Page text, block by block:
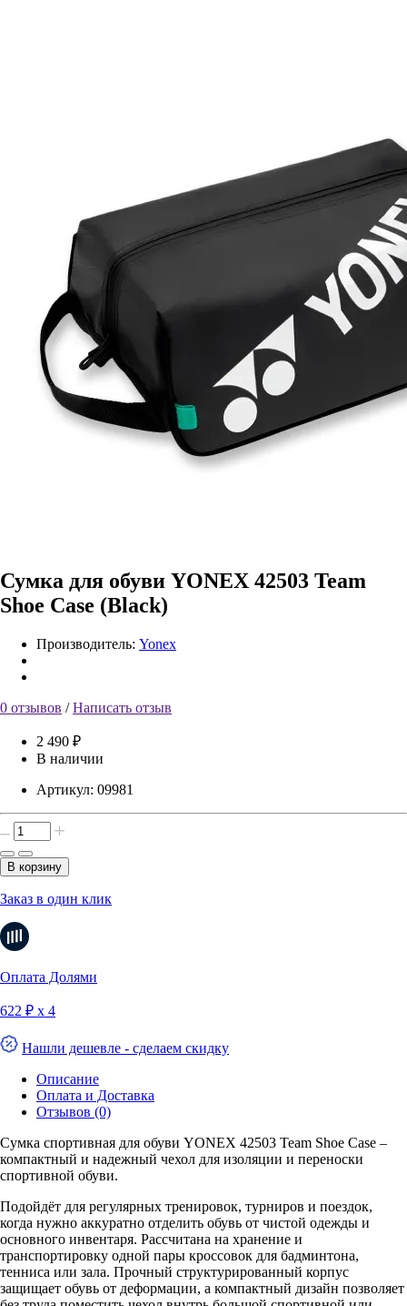
Сумка для обуви YONEX 42503 Team
Shoe Case (Black)
Производитель: Yonex
0 отзывов /Написать отзыв
2 490 ₽
В наличии
Артикул: 09981
В корзину
Заказ в один клик
Оплата Долями
622 ₽ х 4
Нашли дешевле - сделаем скидку
Описание
Оплата и Доставка
Отзывов (0)
Сумка спортивная для обуви YONEX 42503 Team Shoe Case –
компактный и надежный чехол для изоляции и переноски
спортивной обуви.
Подойдёт для регулярных тренировок, турниров и поездок,
когда нужно аккуратно отделить обувь от чистой одежды и
основного инвентаря. Рассчитана на хранение и
транспортировку одной пары кроссовок для бадминтона,
тенниса или зала. Прочный структурированный корпус
защищает обувь от деформации, а компактный дизайн позволяет